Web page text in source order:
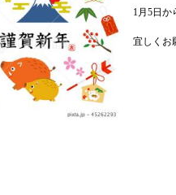
1月5日か
宜しくお